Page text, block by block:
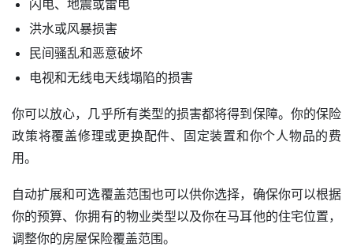
闪电、地震或雷电
洪水或风暴损害
民间骚乱和恶意破坏
电视和无线电天线塌陷的损害
你可以放心，几乎所有类型的损害都将得到保障。你的保险
政策将覆盖修理或更换配件、固定装置和你个人物品的费
用。
自动扩展和可选覆盖范围也可以供你选择，确保你可以根据
你的预算、你拥有的物业类型以及你在马耳他的住宅位置，
调整你的房屋保险覆盖范围。